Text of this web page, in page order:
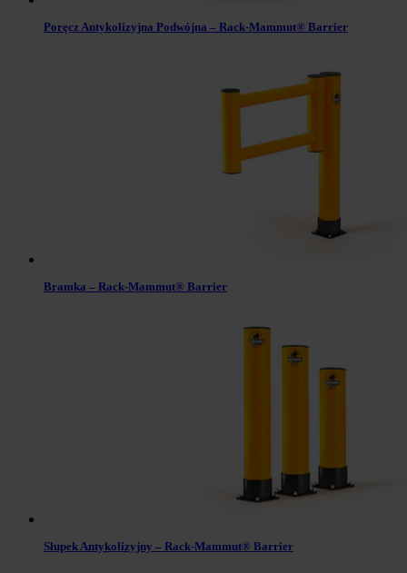
Poręcz Antykolizyjna Podwójna – Rack-Mammut® Barrier
Bramka – Rack-Mammut® Barrier
Słupek Antykolizyjny – Rack-Mammut® Barrier